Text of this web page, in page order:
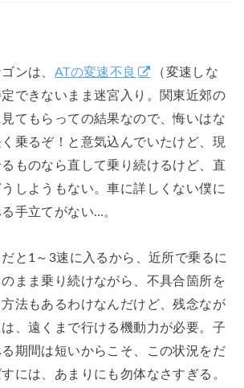
ンは、 ATの変速不良
（変速しな
できないまま迷宮入り。関東近郊の
てもらっての結果なので、悔いはな
乗るぞ！と意気込んでいたけど、現
ものなら直して乗り続けるけど、直
しようもない。車に詳しくない僕に
手立てがない…。
と1～3速に入るから、近所で乗るに
まま乗り続けながら、不具合箇所を
法もあるわけなんだけど、残念なが
、遠くまで行ける機動力が必要。子
期間は短いからこそ、この状況をだ
には、あまりにも勿体なさすぎる。